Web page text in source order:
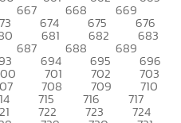
667 668 669
674 675 676
681 682 683
687 688 689
694 695 696
701 702 703
708 709 710
715 716 717
722 723 724